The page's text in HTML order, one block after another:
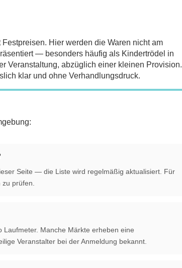
Hier werden die Waren nicht am
— besonders häufig als Kindertrödel in
Veranstaltung, abzüglich einer kleinen Provision.
klar und ohne Verhandlungsdruck.
Seite — die Liste wird regelmäßig aktualisiert. Für
prüfen.
Laufmeter. Manche Märkte erheben eine
Veranstalter bei der Anmeldung bekannt.